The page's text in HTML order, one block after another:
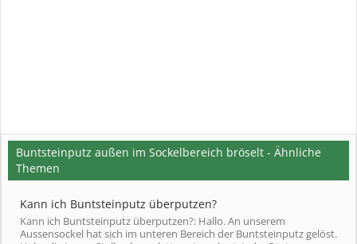
Buntsteinputz außen im Sockelbereich bröselt - Ähnliche
Themen
Kann ich Buntsteinputz überputzen?
Kann ich Buntsteinputz überputzen?: Hallo. An unserem
Aussensockel hat sich im unteren Bereich der Buntsteinputz gelöst.